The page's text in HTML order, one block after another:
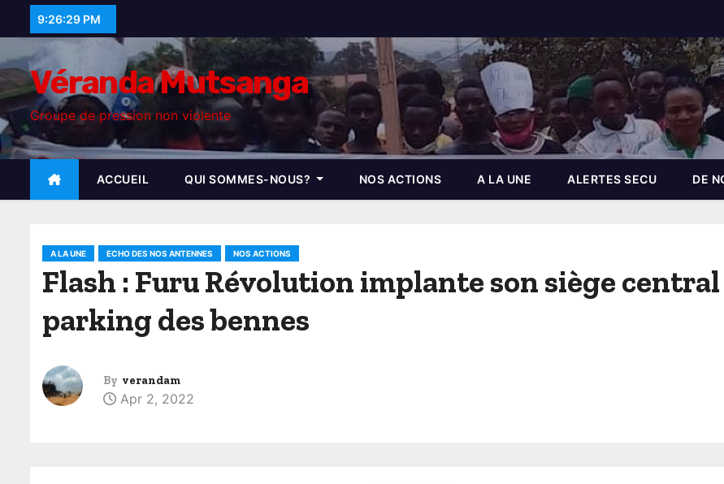
k
p
t
o
c
9:26:30 PM
Véranda Mutsanga
Groupe de pression non violente
ACCUEIL QUI SOMMES-NOUS? NOS ACTIONS A LA UNE ALERTES SECU DE
A LA UNE ECHO DES NOS ANTENNES NOS ACTIONS
Flash : Furu Révolution implante son siège
parking des bennes
By verandam
Apr 2, 2022